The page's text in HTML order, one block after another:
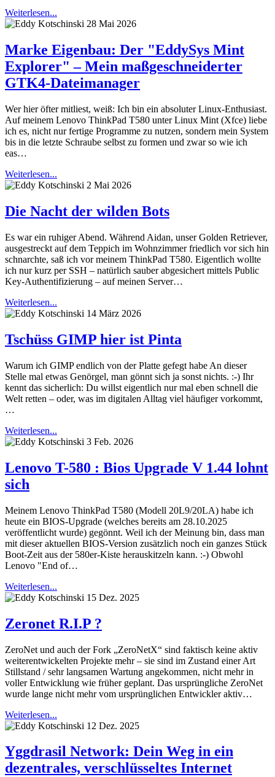
Weiterlesen...
28 Mai 2026
Marke Eigenbau: Der "EddySys Mint
Explorer" – Mein maßgeschneiderter
GTK4-Dateimanager
Wer hier öfter mitliest, weiß: Ich bin ein absoluter Linux-Enthusiast.
Auf meinem Lenovo ThinkPad T580 unter Linux Mint (Xfce) liebe
ich es, nicht nur fertige Programme zu nutzen, sondern mein System
bis in die letzte Schraube selbst zu formen und zwar so wie ich
eas…
Weiterlesen...
2 Mai 2026
Die Nacht der wilden Bots
Es war ein ruhiger Abend. Während Aidan, unser Golden Retriever,
ausgestreckt auf dem Teppich im Wohnzimmer friedlich vor sich hin
schnarchte, saß ich vor meinem ThinkPad T580. Eigentlich wollte
ich nur kurz per SSH – natürlich sauber abgesichert mittels Public
Key-Authentifizierung – auf meinen Server…
Weiterlesen...
14 März 2026
Tschüss GIMP hier ist Pinta
Warum ich GIMP endlich von der Platte gefegt habe An dieser
Stelle mal etwas Genörgel, man gönnt sich ja sonst nichts. :-) Ihr
kennt das sicherlich: Du willst eigentlich nur mal eben schnell die
Welt retten – oder, was im digitalen Alltag viel häufiger vorkommt,
…
Weiterlesen...
3 Feb. 2026
Lenovo T-580 : Bios Upgrade V 1.44 lohnt
sich
Meinem Lenovo ThinkPad T580 (Modell 20L9/20LA) habe ich
heute ein BIOS-Upgrade (welches bereits am 28.10.2025
veröffentlicht wurde) gegönnt. Weil ich der Meinung bin, dass man
mit dieser aktuellen BIOS-Version zusätzlich noch ein ganzes Stück
Boot-Zeit aus der 580er-Kiste herauskitzeln kann. :-) Obwohl
Lenovo "End of…
Weiterlesen...
15 Dez. 2025
Zeronet R.I.P ?
ZeroNet und auch der Fork „ZeroNetX“ sind faktisch keine aktiv
weiterentwickelten Projekte mehr – sie sind im Zustand einer Art
Stillstand / sehr langsamen Wartung angekommen, nicht mehr in
voller Entwicklung wie früher geplant. Das ursprüngliche ZeroNet
wurde lange nicht mehr vom ursprünglichen Entwickler aktiv…
Weiterlesen...
12 Dez. 2025
Yggdrasil Network: Dein Weg in ein
dezentrales, verschlüsseltes Internet